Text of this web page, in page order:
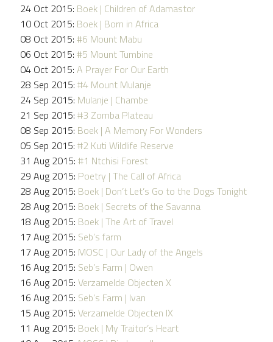
24 Oct 2015: Boek | Children of Adamastor
10 Oct 2015: Boek | Born in Africa
08 Oct 2015: #6 Mount Mabu
06 Oct 2015: #5 Mount Tumbine
04 Oct 2015: A Prayer For Our Earth
28 Sep 2015: #4 Mount Mulanje
24 Sep 2015: Mulanje | Chambe
21 Sep 2015: #3 Zomba Plateau
08 Sep 2015: Boek | A Memory For Wonders
05 Sep 2015: #2 Kuti Wildlife Reserve
31 Aug 2015: #1 Ntchisi Forest
29 Aug 2015: Poetry | The Call of Africa
28 Aug 2015: Boek | Don’t Let’s Go to the Dogs Tonight
28 Aug 2015: Boek | Secrets of the Savanna
18 Aug 2015: Boek | The Art of Travel
17 Aug 2015: Seb’s farm
17 Aug 2015: MOSC | Our Lady of the Angels
16 Aug 2015: Seb’s Farm | Owen
16 Aug 2015: Verzamelde Objecten X
16 Aug 2015: Seb’s Farm | Ivan
15 Aug 2015: Verzamelde Objecten IX
11 Aug 2015: Boek | My Traitor’s Heart